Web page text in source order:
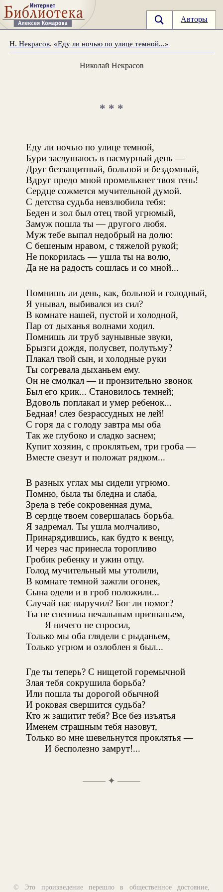
Авторы
Н. Некрасов. «Еду ли ночью по улице темной...»
Николай Некрасов
* * *
Еду ли ночью по улице темной,
Бури заслушаюсь в пасмурный день —
Друг беззащитный, больной и бездомный,
Вдруг предо мной промелькнет твоя тень!
Сердце сожмется мучительной думой.
С детства судьба невзлюбила тебя:
Беден и зол был отец твой угрюмый,
Замуж пошла ты — другого любя.
Муж тебе выпал недобрый на долю:
С бешеным нравом, с тяжелой рукой;
Не покорилась — ушла ты на волю,
Да не на радость сошлась и со мной...
Помнишь ли день, как, больной и голодный,
Я унывал, выбивался из сил?
В комнате нашей, пустой и холодной,
Пар от дыханья волнами ходил.
Помнишь ли труб заунывные звуки,
Брызги дождя, полусвет, полутьму?
Плакал твой сын, и холодные руки
Ты согревала дыханьем ему.
Он не смолкал — и пронзительно звонок
Был его крик... Становилось темней;
Вдоволь поплакал и умер ребенок...
Бедная! слез безрассудных не лей!
С горя да с голоду завтра мы оба
Так же глубоко и сладко заснем;
Купит хозяин, с проклятьем, три гроба —
Вместе свезут и положат рядком...
В разных углах мы сидели угрюмо.
Помню, была ты бледна и слаба,
Зрела в тебе сокровенная дума,
В сердце твоем совершалась борьба.
Я задремал. Ты ушла молчаливо,
Принарядившись, как будто к венцу,
И через час принесла торопливо
Гробик ребенку и ужин отцу.
Голод мучительный мы утолили,
В комнате темной зажгли огонек,
Сына одели и в гроб положили...
Случай нас выручил? Бог ли помог?
Ты не спешила печальным признаньем,
Я ничего не спросил,
Только мы оба глядели с рыданьем,
Только угрюм и озлоблен я был...
Где ты теперь? С нищетой горемычной
Злая тебя сокрушила борьба?
Или пошла ты дорогой обычной
И роковая свершится судьба?
Кто ж защитит тебя? Все без изъятья
Именем страшным тебя назовут,
Только во мне шевельнутся проклятья —
И бесполезно замрут!...
✦
© Это произведение перешло в общественное достояние,